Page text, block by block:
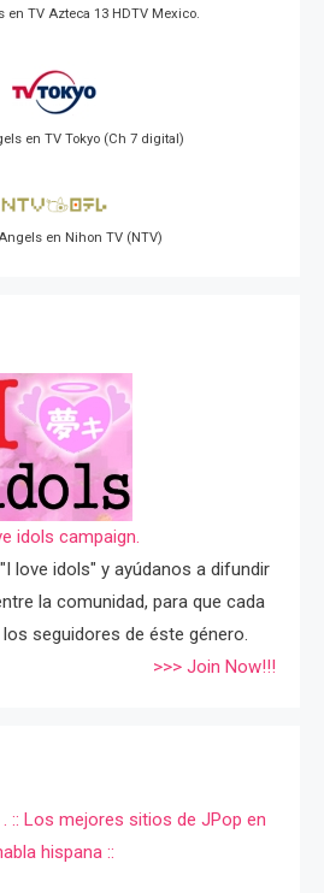
TV Azteca 13 HDTV Mexico.
en TV Tokyo (Ch 7 digital)
en Nihon TV (NTV)
idols campaign.
love idols" y ayúdanos a difundir
la comunidad, para que cada
seguidores de éste género.
>>> Join Now!!!